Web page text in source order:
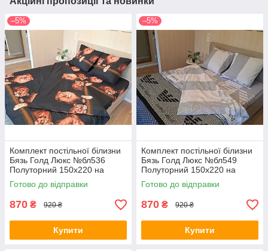
–5%
Комплект постільної білизни
Бязь Голд Люкс №бл536
Полуторний 150х220 на
кнопках
Готово до відправки
870 ₴ 920 ₴
Купити
–5%
Комплект постільної білизни
Бязь Голд Люкс №бл549
Полуторний 150х220 на
кнопках
Готово до відправки
870 ₴ 920 ₴
Купити